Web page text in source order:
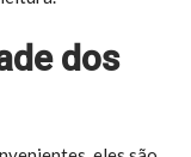
dos